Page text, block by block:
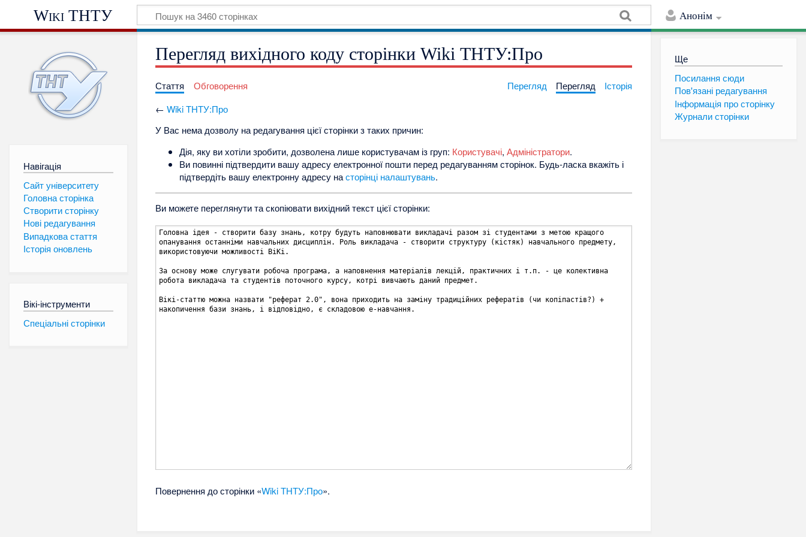
Анонім
Wiki ТНТУ
Навігація
Сайт університету
Головна сторінка
Створити сторінку
Нові редагування
Випадкова стаття
Історія оновлень
Вікі-інструменти
Спеціальні сторінки
Ще
Посилання сюди
Пов'язані редагування
Інформація про сторінку
Журнали сторінки
Перегляд вихідного коду сторінки Wiki ТНТУ:Про
Стаття Обговорення Перегляд Перегляд
Історія
←Wiki ТНТУ:Про
У Вас нема дозволу на редагування цієї сторінки з таких причин:
Дія, яку ви хотіли зробити, дозволена лише користувачам із груп: Користувачі,Адміністратори.
Ви повинні підтвердити вашу адресу електронної пошти перед редагуванням сторінок. Будь-ласка вкажіть і
підтвердіть вашу електронну адресу насторінці налаштувань.
Ви можете переглянути та скопіювати вихідний текст цієї сторінки:
Повернення до сторінки «Wiki ТНТУ:Про».